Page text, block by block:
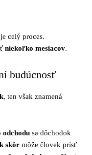
celý proces.
niekoľko mesiacov.
budúcnosť
, ten však znamená
odchodu sa dôchodok
skôr môže človek prísť